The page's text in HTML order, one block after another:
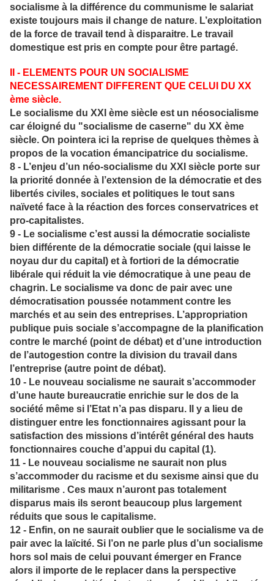
socialisme à la différence du communisme le salariat
existe toujours mais il change de nature. L’exploitation
de la force de travail tend à disparaitre. Le travail
domestique est pris en compte pour être partagé.
II - ELEMENTS POUR UN SOCIALISME
NECESSAIREMENT DIFFERENT QUE CELUI DU XX
ème siècle.
Le socialisme du XXI ème siècle est un néosocialisme
car éloigné du "socialisme de caserne" du XX ème
siècle. On pointera ici la reprise de quelques thèmes à
propos de la vocation émancipatrice du socialisme.
8 - L’enjeu d’un néo-socialisme du XXI siècle porte sur
la priorité donnée à l’extension de la démocratie et des
libertés civiles, sociales et politiques le tout sans
naïveté face à la réaction des forces conservatrices et
pro-capitalistes.
9 - Le socialisme c’est aussi la démocratie socialiste
bien différente de la démocratie sociale (qui laisse le
noyau dur du capital) et à fortiori de la démocratie
libérale qui réduit la vie démocratique à une peau de
chagrin. Le socialisme va donc de pair avec une
démocratisation poussée notamment contre les
marchés et au sein des entreprises. L’appropriation
publique puis sociale s’accompagne de la planification
contre le marché (point de débat) et d’une introduction
de l’autogestion contre la division du travail dans
l’entreprise (autre point de débat).
10 - Le nouveau socialisme ne saurait s’accommoder
d’une haute bureaucratie enrichie sur le dos de la
société même si l’Etat n’a pas disparu. Il y a lieu de
distinguer entre les fonctionnaires agissant pour la
satisfaction des missions d’intérêt général des hauts
fonctionnaires couche d’appui du capital (1).
11 - Le nouveau socialisme ne saurait non plus
s’accommoder du racisme et du sexisme ainsi que du
militarisme . Ces maux n’auront pas totalement
disparus mais ils seront beaucoup plus largement
réduits que sous le capitalisme.
12 - Enfin, on ne saurait oublier que le socialisme va de
pair avec la laïcité. Si l’on ne parle plus d’un socialisme
hors sol mais de celui pouvant émerger en France
alors il importe de le replacer dans la perspective